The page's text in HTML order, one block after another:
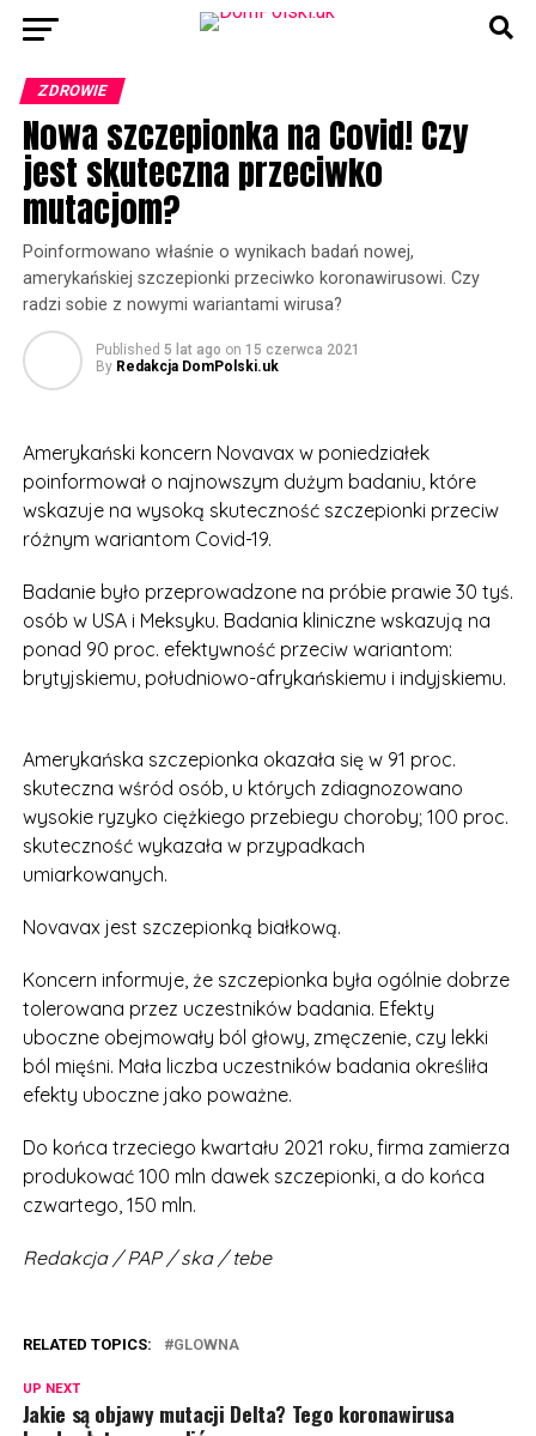
ZDROWIE
Nowa szczepionka na Covid! Czy
jest skuteczna przeciwko
mutacjom?
Poinformowano właśnie o wynikach badań nowej,
amerykańskiej szczepionki przeciwko koronawirusowi. Czy
radzi sobie z nowymi wariantami wirusa?
Published 5 lat ago on 15 czerwca 2021
By Redakcja DomPolski.uk
Amerykański koncern Novavax w poniedziałek
poinformował o najnowszym dużym badaniu, które
wskazuje na wysoką skuteczność szczepionki przeciw
różnym wariantom Covid-19.
Badanie było przeprowadzone na próbie prawie 30 tyś.
osób w USA i Meksyku. Badania kliniczne wskazują na
ponad 90 proc. efektywność przeciw wariantom:
brytyjskiemu, południowo-afrykańskiemu i indyjskiemu.
Amerykańska szczepionka okazała się w 91 proc.
skuteczna wśród osób, u których zdiagnozowano
wysokie ryzyko ciężkiego przebiegu choroby; 100 proc.
skuteczność wykazała w przypadkach
umiarkowanych.
Novavax jest szczepionką białkową.
Koncern informuje, że szczepionka była ogólnie dobrze
tolerowana przez uczestników badania. Efekty
uboczne obejmowały ból głowy, zmęczenie, czy lekki
ból mięśni. Mała liczba uczestników badania określiła
efekty uboczne jako poważne.
Do końca trzeciego kwartału 2021 roku, firma zamierza
produkować 100 mln dawek szczepionki, a do końca
czwartego, 150 mln.
Redakcja / PAP / ska / tebe
RELATED TOPICS: GLOWNA
UP NEXT
Jakie są objawy mutacji Delta? Tego koronawirusa